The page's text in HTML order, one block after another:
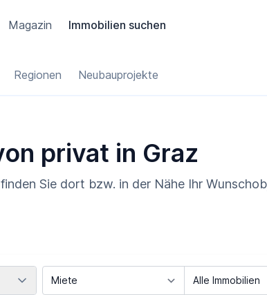
Magazin Immobilien suchen
Regionen Neubauprojekte
privat in Graz
Sie dort bzw. in der Nähe Ihr